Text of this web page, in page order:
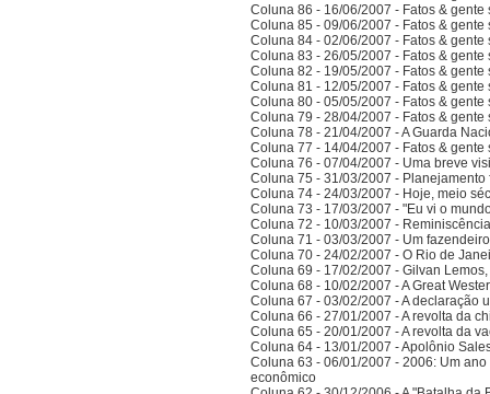
Coluna 86 - 16/06/2007 - Fatos &
Coluna 85 - 09/06/2007 - Fatos &
Coluna 84 - 02/06/2007 - Fatos &
Coluna 83 - 26/05/2007 - Fatos &
Coluna 82 - 19/05/2007 - Fatos &
Coluna 81 - 12/05/2007 - Fatos &
Coluna 80 - 05/05/2007 - Fatos &
Coluna 79 - 28/04/2007 - Fatos &
Coluna 78 - 21/04/2007 - A Guarda
Coluna 77 - 14/04/2007 - Fatos &
Coluna 76 - 07/04/2007 - Uma breve
Coluna 75 - 31/03/2007 -
Coluna 74 - 24/03/2007 - Hoje, meio
Coluna 73 - 17/03/2007 - "Eu vi o
Coluna 72 - 10/03/2007 -
Coluna 71 - 03/03/2007 - Um
Coluna 70 - 24/02/2007 - O Rio de
Coluna 69 - 17/02/2007 - Gilvan
Coluna 68 - 10/02/2007 - A Great
Coluna 67 - 03/02/2007 - A declaração
Coluna 66 - 27/01/2007 - A revolta da
Coluna 65 - 20/01/2007 - A revolta da
Coluna 64 - 13/01/2007 - Apolônio
Coluna 63 - 06/01/2007 - 2006: Um
econômico